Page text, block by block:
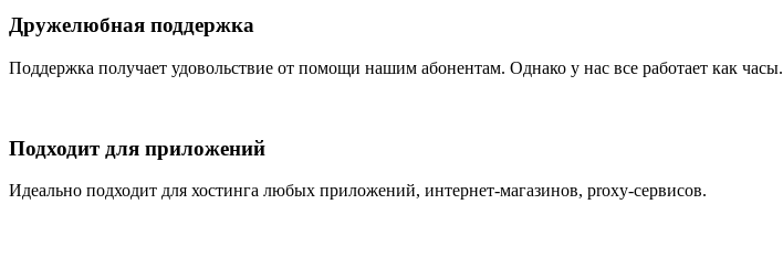
Дружелюбная поддержка
Поддержка получает удовольствие от помощи нашим абонентам. Однако у нас все работает как часы.
Подходит для приложений
Идеально подходит для хостинга любых приложений, интернет-магазинов, proxy-сервисов.